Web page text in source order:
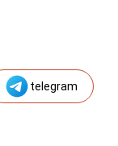
telegram